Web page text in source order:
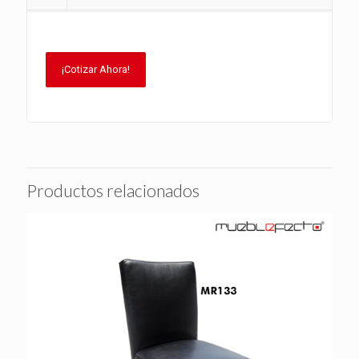
¡Cotizar Ahora!
Productos relacionados